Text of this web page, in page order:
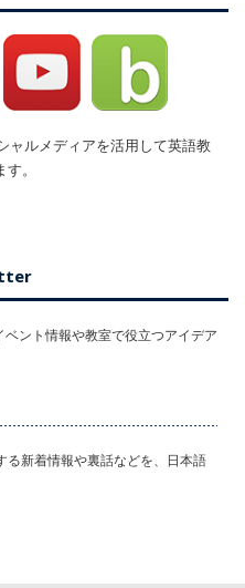
ャルメディアを活用して英語教
。
ント情報や教室で役立つアイデア
新着情報や裏話などを、日本語